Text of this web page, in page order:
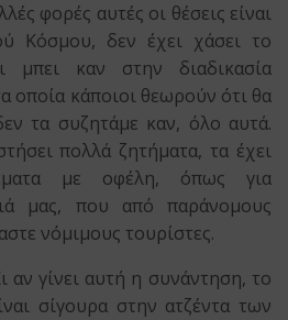
φορές αυτές οι θέσεις είναι
Κόσμου, δεν έχει χάσει το
μπει καν στην διαδικασία
οποία κάποιοι θεωρούν ότι θα
τα συζητάμε καν, όλο αυτά.
πολλά ζητήματα, τα έχει
με οφέλη, όπως για
μας, που από παράνομους
νόμιμους τουρίστες.
αν γίνει αυτή η συνάντηση, το
σίγουρα στην ατζέντα των